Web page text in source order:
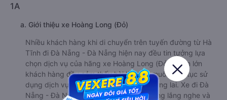
1A
a. Giới thiệu xe Hoàng Long (Đỏ)
Nhiều khách hàng khi di chuyển trên tuyến đường từ Hà
Tĩnh đi Đà Nẵng - Đà Nẵng hiện nay đều tin tưởng lựa
chọn dịch vụ của hãng xe Hoàng Long (Đỏ). Phần lớn
khách hàng đều cảm thấy hài lòng và muốn tiếp tục sử
dụng dịch vụ của hãng xe này trong tương lai. Xe đi Đà
Nẵng - Đà Nẵng từ Hà Tĩnh luôn sẵn sàng lắng nghe và